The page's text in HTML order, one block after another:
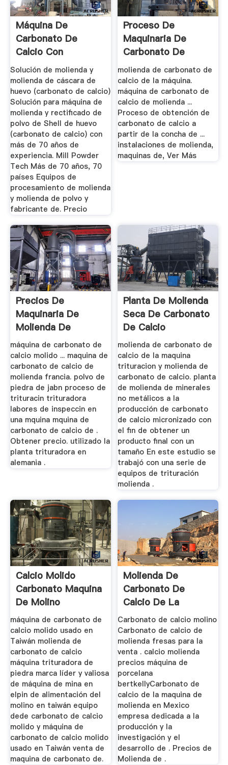
Máquina De
Carbonato De
Calcio Con
Recubrimiento De
Polvo ...
Solución de molienda y
molienda de cáscara de
huevo (carbonato de calcio)
Solución para máquina de
molienda y rectificado de
polvo de Shell de huevo
(carbonato de calcio) con
más de 70 años de
experiencia. Mill Powder
Tech Más de 70 años, 70
países Equipos de
procesamiento de molienda
y molienda de polvo y
fabricante de. Precio
Proceso De
Maquinaria De
Carbonato De
Calcio De Molienda
molienda de carbonato de
calcio de la máquina.
máquina de carbonato de
calcio de molienda ...
Proceso de obtención de
carbonato de calcio a
partir de la concha de ...
instalaciones de molienda,
maquinas de, Ver Más
Precios De
Maquinaria De
Molienda De
Carbonato De
Calcio
máquina de carbonato de
calcio molido ... maquina de
carbonato de calcio de
molienda francia. polvo de
piedra de jabn proceso de
trituracin trituradora
labores de inspeccin en
una mquina mquina de
carbonato de calcio de .
Obtener precio. utilizado la
planta trituradora en
alemania .
Planta De Molienda
Seca De Carbonato
De Calcio
molienda de carbonato de
calcio de la maquina
trituracion y molienda de
carbonato de calcio. planta
de molienda de minerales
no metálicos a la
producción de carbonato
de calcio micronizado con
el fin de obtener un
producto final con un
tamaño En este estudio se
trabajó con una serie de
equipos de trituración
molienda .
Calcio Molido
Carbonato Maquina
De Molino
máquina de carbonato de
calcio molido usado en
Taiwán molienda de
carbonato de calcio
máquina trituradora de
piedra marca líder y valiosa
de máquina de mina en
elpin de alimentación del
molino en taiwán equipo
dede carbonato de calcio
molido y máquina de
carbonato de calcio molido
usado en Taiwán venta de
maquina de carbonato de.
Molienda De
Carbonato De
Calcio De La
Maquina
Carbonato de calcio molino
Carbonato de calcio de
molienda fresas para la
venta . calcio molienda
precios máquina de
porcelana
bertkellyCarbonato de
calcio de la maquina de
molienda en Mexico
empresa dedicada a la
producción y la
investigación y el
desarrollo de . Precios de
Molienda de .